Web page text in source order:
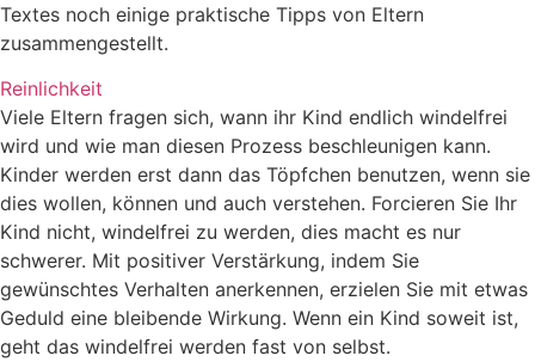
Textes noch einige praktische Tipps von Eltern
zusammengestellt.
Reinlichkeit
Viele Eltern fragen sich, wann ihr Kind endlich windelfrei
wird und wie man diesen Prozess beschleunigen kann.
Kinder werden erst dann das Töpfchen benutzen, wenn sie
dies wollen, können und auch verstehen. Forcieren Sie Ihr
Kind nicht, windelfrei zu werden, dies macht es nur
schwerer. Mit positiver Verstärkung, indem Sie
gewünschtes Verhalten anerkennen, erzielen Sie mit etwas
Geduld eine bleibende Wirkung. Wenn ein Kind soweit ist,
geht das windelfrei werden fast von selbst.